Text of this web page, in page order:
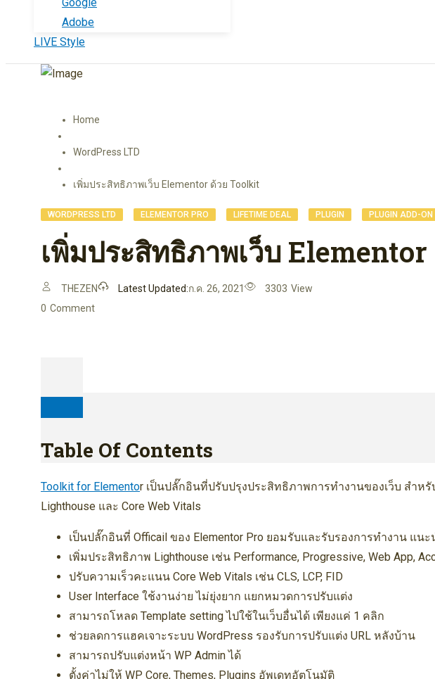
Adobe
LIVE Style
Home
WordPress LTD
เพิ่มประสิทธิภาพเว็บ Elementor ด้วย Toolkit
WORDPRESS LTD ELEMENTOR PRO LIFETIME DEAL PLUGIN PLUGIN ADD-ON
เพิ่มประสิทธิภาพเว็บ
THEZEN Latest Updated:ก.ค. 26, 2021 3303 View
0 Comment
Table Of Contents
Toolkit for Elementor เป็นปลั๊กอินที่ปรับปรุงประสิทธิภาพการทำงานของเว็บ สำหรั
Lighthouse และ Core Web Vitals
เป็นปลั๊กอินที่ Officail ของ Elementor Pro ยอมรับและรับรองการทำงาน แนะ
เพิ่มประสิทธิภาพ Lighthouse เช่น Performance, Progressive, Web App,
ปรับความเร็วคะแนน Core Web Vitals เช่น CLS, LCP, FID
User Interface ใช้งานง่าย ไม่ยุ่งยาก แยกหมวดการปรับแต่ง
สามารถโหลด Template setting ไปใช้ในเว็บอื่นได้ เพียงแค่ 1 คลิก
ช่วยลดการแฮคเจาะระบบ WordPress รองรับการปรับแต่ง URL หลังบ้าน
สามารถปรับแต่งหน้า WP Admin ได้
ตั้งค่าไม่ให้ WP Core, Themes, Plugins อัพเดทอัตโนมัติ